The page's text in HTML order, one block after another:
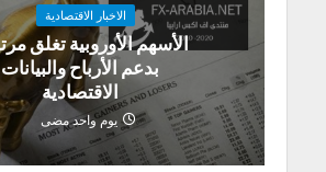
الاخبار الاقتصادية
الأسهم الأوروبية تغلق
بدعم الأرباح والبيانات
الاقتصادية
يوم واحد مضى